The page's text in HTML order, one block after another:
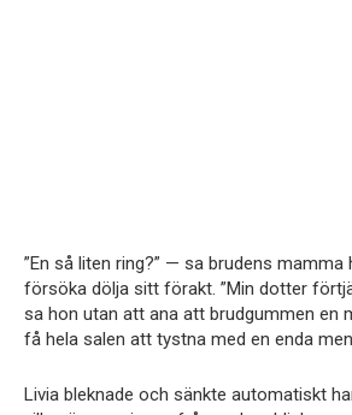
”En så liten ring?” — sa brudens
försöka dölja sitt förakt. ”Min dotter
sa hon utan att ana att brudgummen en
få hela salen att tystna med en enda
Livia bleknade och sänkte automatiskt